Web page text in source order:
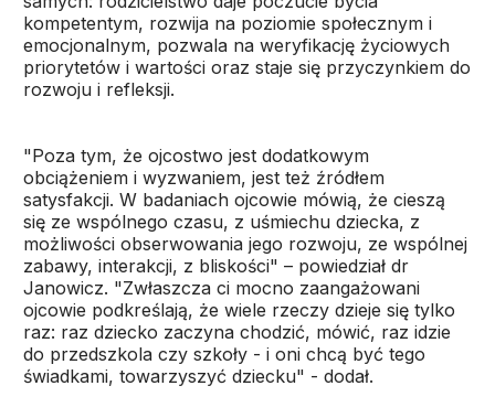
kompetentym, rozwija na poziomie społecznym i
emocjonalnym, pozwala na weryfikację życiowych
priorytetów i wartości oraz staje się przyczynkiem do
rozwoju i refleksji.
"Poza tym, że ojcostwo jest dodatkowym
obciążeniem i wyzwaniem, jest też źródłem
satysfakcji. W badaniach ojcowie mówią, że cieszą
się ze wspólnego czasu, z uśmiechu dziecka, z
możliwości obserwowania jego rozwoju, ze wspólnej
zabawy, interakcji, z bliskości" – powiedział dr
Janowicz. "Zwłaszcza ci mocno zaangażowani
ojcowie podkreślają, że wiele rzeczy dzieje się tylko
raz: raz dziecko zaczyna chodzić, mówić, raz idzie
do przedszkola czy szkoły - i oni chcą być tego
świadkami, towarzyszyć dziecku" - dodał.